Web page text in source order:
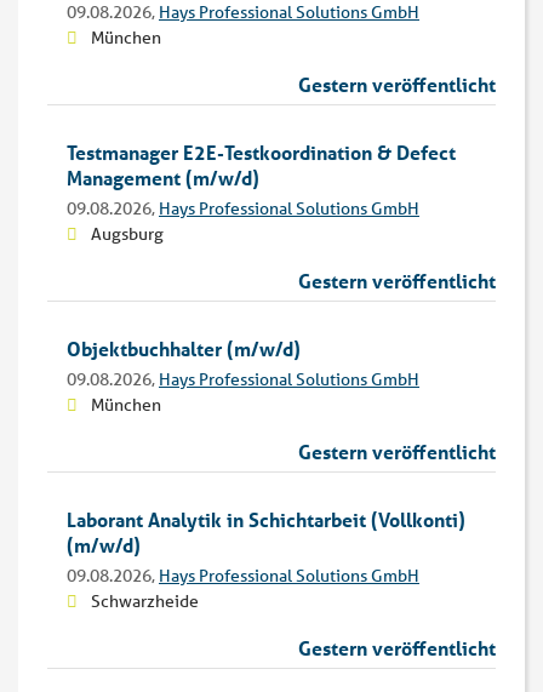
09.08.2026, Hays Professional Solutions GmbH
München
Gestern veröffentlicht
Testmanager E2E-Testkoordination & Defect
Management (m/w/d)
09.08.2026, Hays Professional Solutions GmbH
Augsburg
Gestern veröffentlicht
Objektbuchhalter (m/w/d)
09.08.2026, Hays Professional Solutions GmbH
München
Gestern veröffentlicht
Laborant Analytik in Schichtarbeit (Vollkonti)
(m/w/d)
09.08.2026, Hays Professional Solutions GmbH
Schwarzheide
Gestern veröffentlicht